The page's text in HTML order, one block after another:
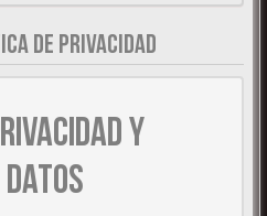
DE PRIVACIDAD
Y